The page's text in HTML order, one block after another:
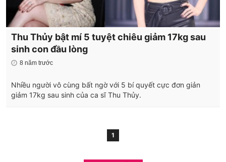
Thu Thủy bật mí 5 tuyệt chiêu giảm 17kg sau
sinh con đầu lòng
8 năm trước
Nhiều người vô cùng bất ngờ với 5 bí quyết cực đơn giản
giảm 17kg sau sinh của ca sĩ Thu Thủy.
1